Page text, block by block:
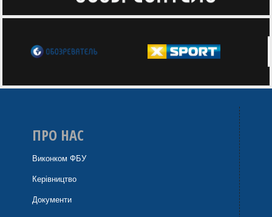
ПРО НАС
Виконком ФБУ
Керівництво
Документи